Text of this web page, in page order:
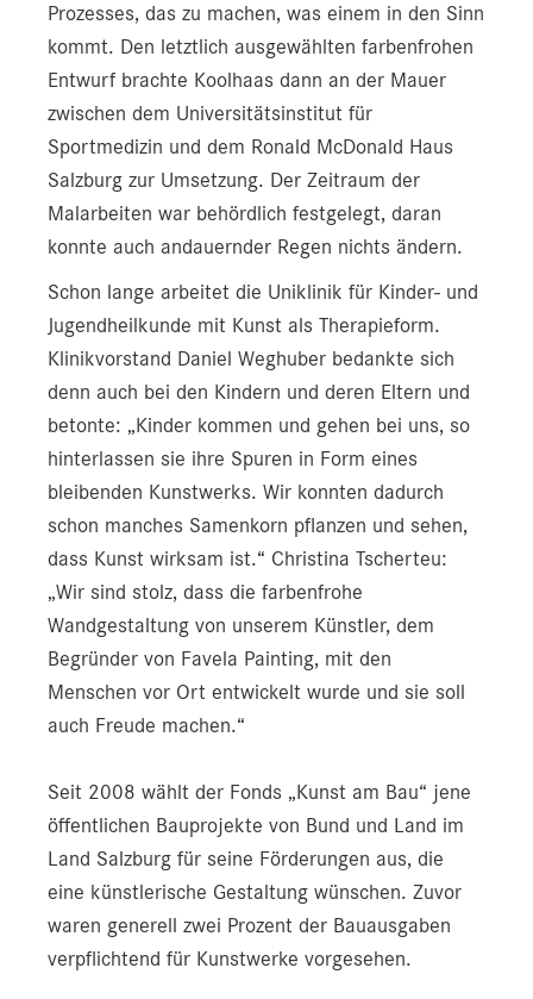
Prozesses, das zu machen, was einem in den Sinn
kommt. Den letztlich ausgewählten farbenfrohen
Entwurf brachte Koolhaas dann an der Mauer
zwischen dem Universitätsinstitut für
Sportmedizin und dem Ronald McDonald Haus
Salzburg zur Umsetzung. Der Zeitraum der
Malarbeiten war behördlich festgelegt, daran
konnte auch andauernder Regen nichts ändern.
Schon lange arbeitet die Uniklinik für Kinder- und
Jugendheilkunde mit Kunst als Therapieform.
Klinikvorstand Daniel Weghuber bedankte sich
denn auch bei den Kindern und deren Eltern und
betonte: „Kinder kommen und gehen bei uns, so
hinterlassen sie ihre Spuren in Form eines
bleibenden Kunstwerks. Wir konnten dadurch
schon manches Samenkorn pflanzen und sehen,
dass Kunst wirksam ist.“ Christina Tscherteu:
„Wir sind stolz, dass die farbenfrohe
Wandgestaltung von unserem Künstler, dem
Begründer von Favela Painting, mit den
Menschen vor Ort entwickelt wurde und sie soll
auch Freude machen.“
Seit 2008 wählt der Fonds „Kunst am Bau“ jene
öffentlichen Bauprojekte von Bund und Land im
Land Salzburg für seine Förderungen aus, die
eine künstlerische Gestaltung wünschen. Zuvor
waren generell zwei Prozent der Bauausgaben
verpflichtend für Kunstwerke vorgesehen.